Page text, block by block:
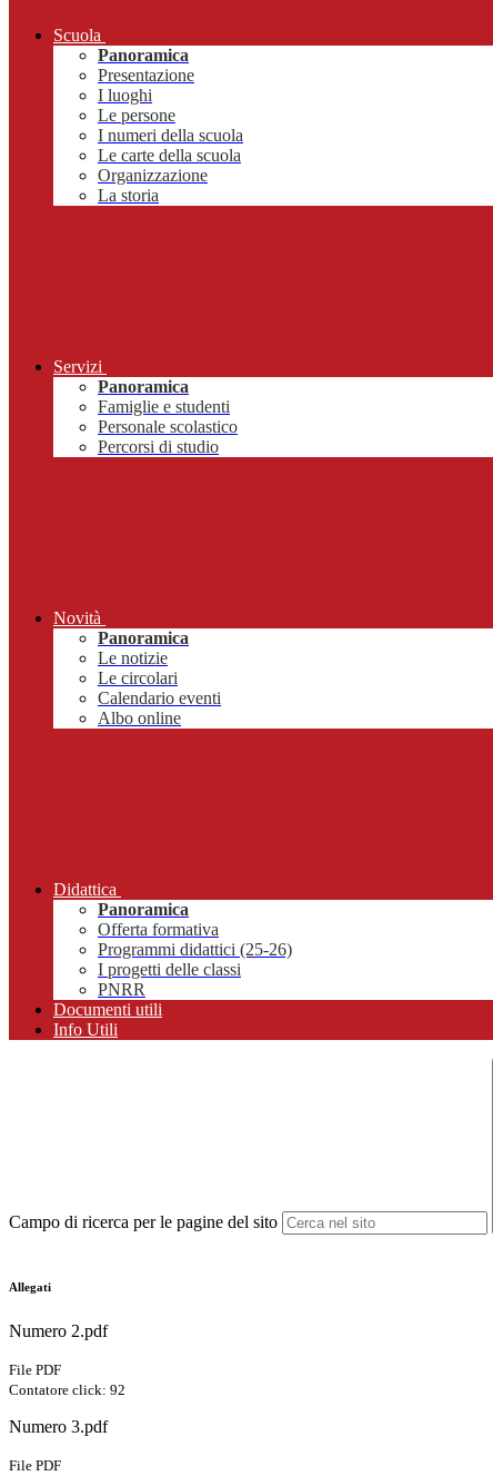
Scuola
Panoramica
Presentazione
I luoghi
Le persone
I numeri della scuola
Le carte della scuola
Organizzazione
La storia
Servizi
Panoramica
Famiglie e studenti
Personale scolastico
Percorsi di studio
Novità
Panoramica
Le notizie
Le circolari
Calendario eventi
Albo online
Didattica
Panoramica
Offerta formativa
Programmi didattici (25-26)
I progetti delle classi
PNRR
Documenti utili
Info Utili
Campo di ricerca per le pagine del sito
Allegati
Numero 2.pdf
File PDF
Contatore click: 92
Numero 3.pdf
File PDF